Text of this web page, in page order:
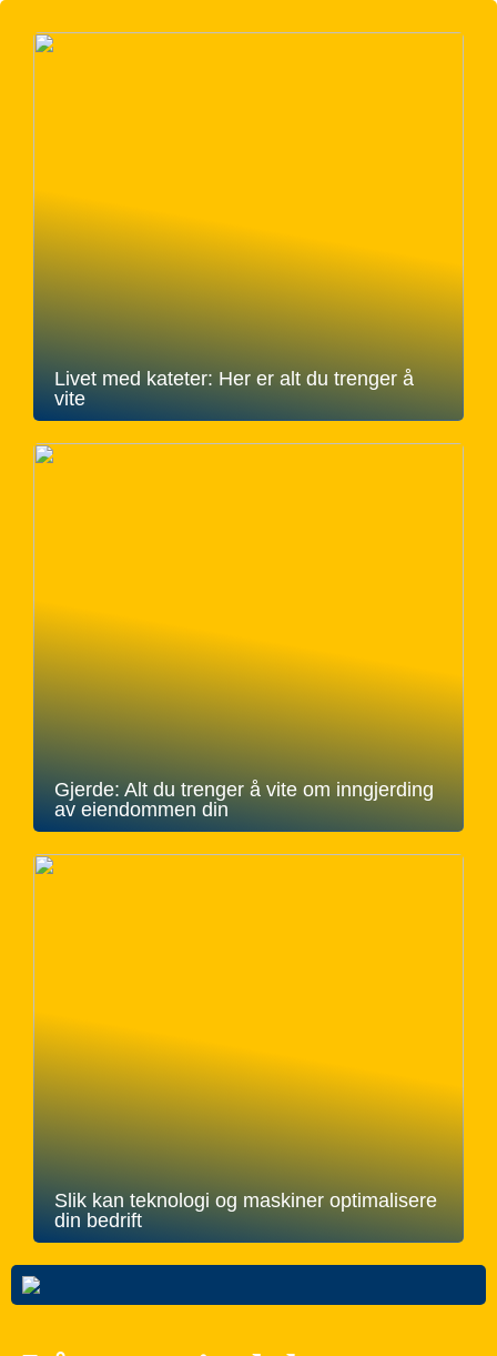
Livet med kateter: Her er alt du trenger å
vite
Gjerde: Alt du trenger å vite om inngjerding
av eiendommen din
Slik kan teknologi og maskiner optimalisere
din bedrift